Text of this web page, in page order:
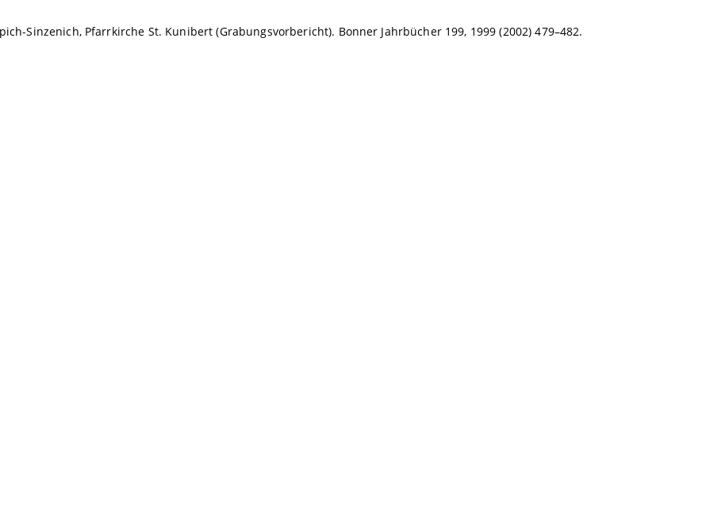
Sinzenich, Pfarrkirche St. Kunibert (Grabungsvorbericht). Bonner Jahrbücher 199, 1999 (2002) 479–482.